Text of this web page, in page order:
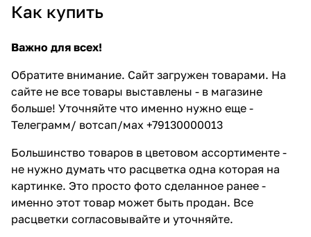
Как купить
Важно для всех!
Обратите внимание. Сайт загружен товарами. На
сайте не все товары выставлены - в магазине
больше! Уточняйте что именно нужно еще -
Телеграмм/ вотсап/мах +79130000013
Большинство товаров в цветовом ассортименте -
не нужно думать что расцветка одна которая на
картинке. Это просто фото сделанное ранее -
именно этот товар может быть продан. Все
расцветки согласовывайте и уточняйте.